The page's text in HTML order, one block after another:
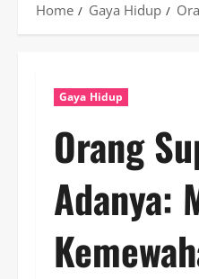
Home Gaya Hidup
Gaya Hidup
Orang
Adanya: